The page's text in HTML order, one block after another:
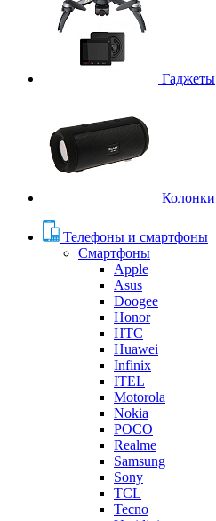
Гаджеты
Колонки
Телефоны и смартфоны
Смартфоны
Apple
Asus
Doogee
Honor
HTC
Huawei
Infinix
ITEL
Motorola
Nokia
POCO
Realme
Samsung
Sony
TCL
Tecno